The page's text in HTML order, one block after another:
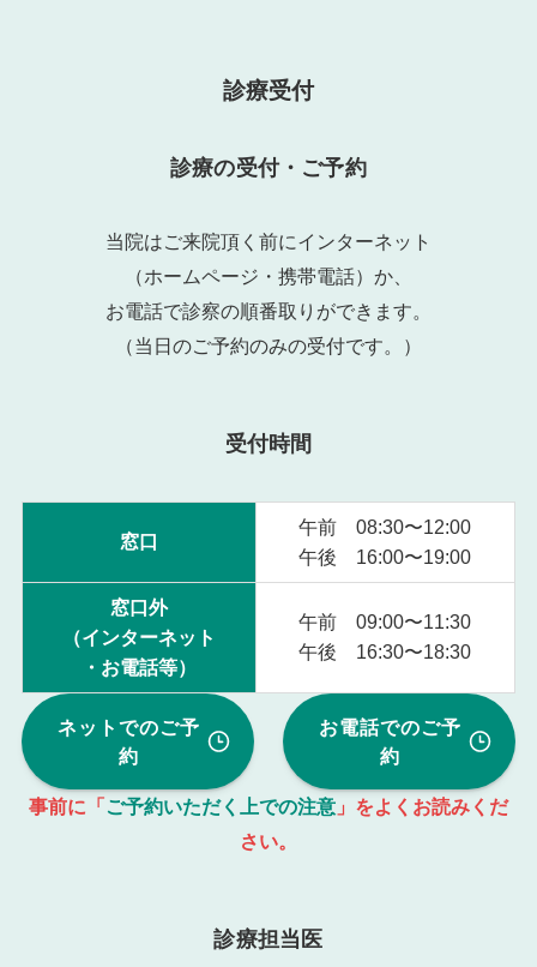
診療受付
診療の受付・ご予約
当院はご来院頂く前にインターネット
（ホームページ・携帯電話）か、
お電話で診察の順番取りができます。
（当日のご予約のみの受付です。）
受付時間
窓口
午前 08:30〜12:00
午後 16:00〜19:00
窓口外
（インターネット
・お電話等）
午前 09:00〜11:30
午後 16:30〜18:30
ネットでのご予
約
お電話でのご予
約
事前に「ご予約いただく上での注意」をよくお読みくだ
さい。
診療担当医